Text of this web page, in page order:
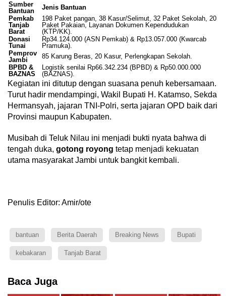
Sumber
Bantuan
Jenis Bantuan
Pemkab
Tanjab
Barat
198 Paket pangan, 38 Kasur/Selimut, 32 Paket Sekolah, 20
Paket Pakaian, Layanan Dokumen Kependudukan
(KTP/KK).
Donasi
Tunai
Rp34.124.000 (ASN Pemkab) & Rp13.057.000 (Kwarcab
Pramuka).
Pemprov
Jambi
85 Karung Beras, 20 Kasur, Perlengkapan Sekolah.
BPBD &
BAZNAS
Logistik senilai Rp66.342.234 (BPBD) & Rp50.000.000
(BAZNAS).
Kegiatan ini ditutup dengan suasana penuh kebersamaan.
Turut hadir mendampingi, Wakil Bupati H. Katamso, Sekda
Hermansyah, jajaran TNI-Polri, serta jajaran OPD baik dari
Provinsi maupun Kabupaten.
Musibah di Teluk Nilau ini menjadi bukti nyata bahwa di
tengah duka, gotong royong tetap menjadi kekuatan
utama masyarakat Jambi untuk bangkit kembali.
Penulis Editor: Amir/ote
bantuan Berita Daerah Breaking News Bupati
kebakaran Tanjab Barat
Baca Juga